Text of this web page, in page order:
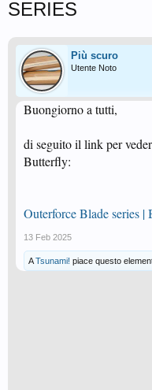
SERIES
Più scuro
Utente Noto
Buongiorno a tutti,
di seguito il link per
Butterfly:
Outerforce Blade series
13 Feb 2025
ATsunami! piace questo